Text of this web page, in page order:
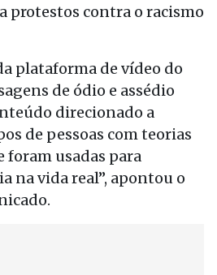
protestos contra o racismo
plataforma de vídeo do
de ódio e assédio
direcionado a
de pessoas com teorias
foram usadas para
na vida real”, apontou o